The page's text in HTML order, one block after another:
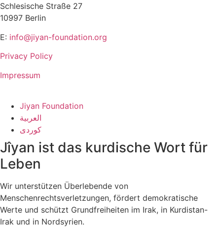
Schlesische Straße 27
10997 Berlin
E: info@jiyan-foundation.org
Privacy Policy
Impressum
Jiyan Foundation
العربية
کوردی
Jîyan ist das kurdische Wort für
Leben
Wir unterstützen Überlebende von
Menschenrechtsverletzungen, fördert demokratische
Werte und schützt Grundfreiheiten im Irak, in Kurdistan-
Irak und in Nordsyrien.